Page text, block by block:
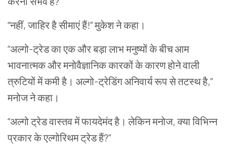
“नहीं, जाहिर है सीमाएं हैं!” मुकेश ने कहा।
“अल्गो-ट्रेड का एक और बड़ा लाभ मनुष्यों के बीच आम
भावनात्मक और मनोवैज्ञानिक कारकों के कारण होने वाली
त्रुटियों में कमी है। अल्गो-ट्रेडिंग अनिवार्य रूप से तटस्थ है,”
मनोज ने कहा।
“अल्गो ट्रेड वास्तव में फायदेमंद है। लेकिन मनोज, क्या विभिन्न
प्रकार के एल्गोरिथम ट्रेड हैं?”